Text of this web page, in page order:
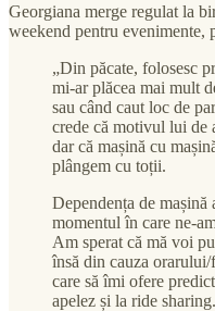
Georgiana merge regulat la
weekend pentru evenimente,
„Din păcate, folosesc
mi-ar plăcea mai mult
sau când caut loc de
crede că motivul lui de
dar că mașină cu
plângem cu toții.
Dependența de mașină
momentul în care ne-
Am sperat că mă voi
însă din cauza
care să îmi ofere
apelez și la ride sharing.